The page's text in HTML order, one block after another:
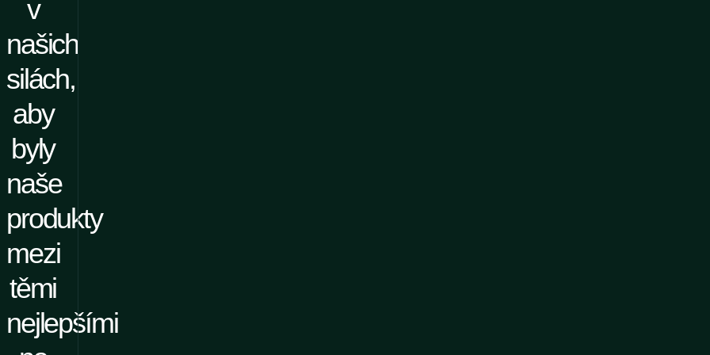
v
našich
silách,
aby
byly
naše
produkty
mezi
těmi
nejlepšími